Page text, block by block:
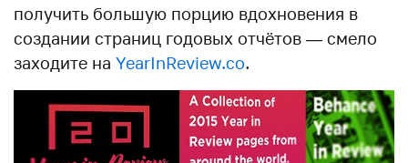
получить большую порцию вдохновения в
создании страниц годовых отчётов — смело
заходите на YearInReview.co.